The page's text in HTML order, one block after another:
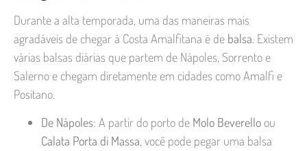
Durante a alta temporada, uma das maneiras mais
agradáveis de chegar à Costa Amalfitana é de balsa. Existem
várias balsas diárias que partem de Nápoles, Sorrento e
Salerno e chegam diretamente em cidades como Amalfi e
Positano.
De Nápoles: A partir do porto de Molo Beverello ou
Calata Porta di Massa, você pode pegar uma balsa